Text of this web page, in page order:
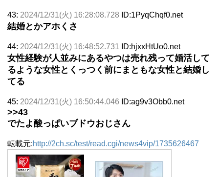
43: 2024/12/31(火) 16:28:08.728 ID:1PyqChqf0.net
結婚とかアホくさ
44: 2024/12/31(火) 16:48:52.731 ID:hjxxHtUo0.net
女性経験が人並みにあるやつは売れ残って婚活して
るような女性とくっつく前にまともな女性と結婚し
てる
45: 2024/12/31(火) 16:50:44.046 ID:ag9v3Obb0.net
>>43
でたよ酸っぱいブドウおじさん
転載元:http://2ch.sc/test/read.cgi/news4vip/1735626467